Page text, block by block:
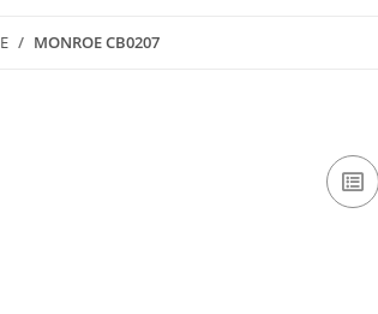
MONROE CB0207